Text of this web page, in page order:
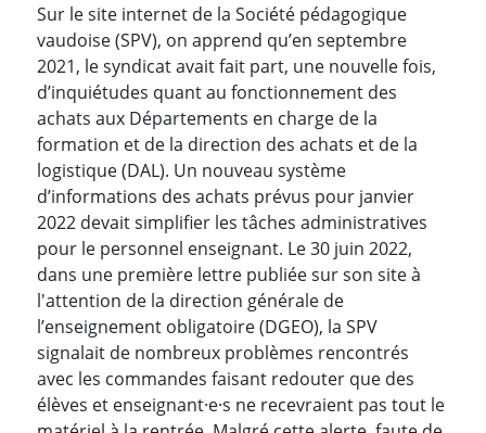
Sur le site internet de la Société pédagogique
vaudoise (SPV), on apprend qu’en septembre
2021, le syndicat avait fait part, une nouvelle fois,
d’inquiétudes quant au fonctionnement des
achats aux Départements en charge de la
formation et de la direction des achats et de la
logistique (DAL). Un nouveau système
d’informations des achats prévus pour janvier
2022 devait simplifier les tâches administratives
pour le personnel enseignant. Le 30 juin 2022,
dans une première lettre publiée sur son site à
l'attention de la direction générale de
l’enseignement obligatoire (DGEO), la SPV
signalait de nombreux problèmes rencontrés
avec les commandes faisant redouter que des
élèves et enseignant·e·s ne recevraient pas tout le